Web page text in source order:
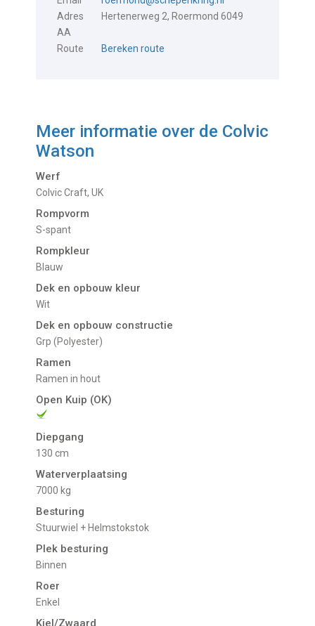
Adres
Hertenerweg 2, Roermond 6049
AA
Route
Bereken route
Meer informatie over de Colvic
Watson
Werf
Colvic Craft, UK
Rompvorm
S-spant
Rompkleur
Blauw
Dek en opbouw kleur
Wit
Dek en opbouw constructie
Grp (Polyester)
Ramen
Ramen in hout
Open Kuip (OK)
Diepgang
130 cm
Waterverplaatsing
7000 kg
Besturing
Stuurwiel + Helmstokstok
Plek besturing
Binnen
Roer
Enkel
Kiel/Zwaard